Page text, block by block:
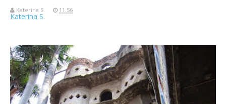
Katerina S. 11.56
Katerina S.